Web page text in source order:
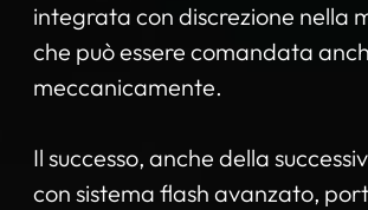
integrata con discrezione nella
che può essere comandata
meccanicamente.
Il successo, anche della
con sistema flash avanzato,